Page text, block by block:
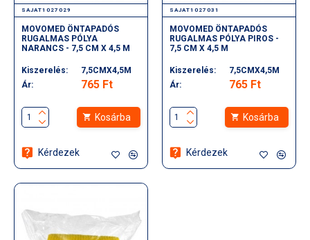
SAJAT1027029
MOVOMED ÖNTAPADÓS
RUGALMAS PÓLYA
NARANCS - 7,5 CM X 4,5 M
Kiszerelés:
7,5CMX4,5M
Ár:
765 Ft
Kosárba
Kérdezek
SAJAT1027031
MOVOMED ÖNTAPADÓS
RUGALMAS PÓLYA PIROS -
7,5 CM X 4,5 M
Kiszerelés:
7,5CMX4,5M
Ár:
765 Ft
Kosárba
Kérdezek